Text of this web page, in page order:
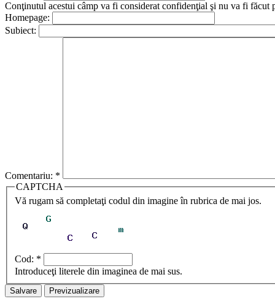
Conţinutul acestui câmp va fi considerat confidenţial şi nu va fi făcut
Homepage:
Subiect:
Comentariu: *
CAPTCHA
Vă rugam să completaţi codul din imagine în rubrica de mai jos.
Cod: *
Introduceţi literele din imaginea de mai sus.